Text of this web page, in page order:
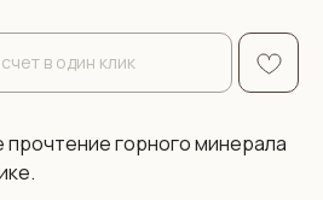
в один клик
прочтение горного минерала